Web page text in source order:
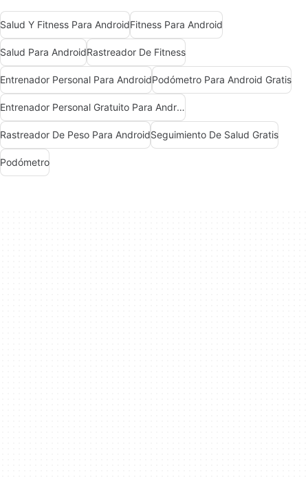
Salud Y Fitness Para AndroidFitness Para Android
Salud Para AndroidRastreador De Fitness
Entrenador Personal Para AndroidPodómetro Para Android Gratis
Entrenador Personal Gratuito Para Android
Rastreador De Peso Para AndroidSeguimiento De Salud Gratis
Podómetro